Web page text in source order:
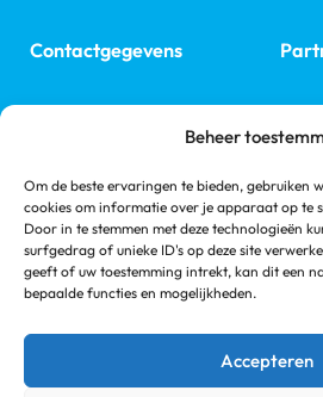
Beheer
Om de beste ervaringen te bieden, gebruiken
cookies om informatie over je apparaat op te
Door in te stemmen met deze technologieën
surfgedrag of unieke ID's op deze site
geeft of uw toestemming intrekt, kan dit een
bepaalde functies en mogelijkheden.
Accepteren
Contactgegevens
Volg ons
Linkedin
ISN
Links
NVN